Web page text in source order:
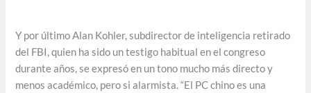
Y por último Alan Kohler, subdirector de inteligencia retirado
del FBI, quien ha sido un testigo habitual en el congreso
durante años, se expresó en un tono mucho más directo y
menos académico, pero si alarmista. “El PC chino es una